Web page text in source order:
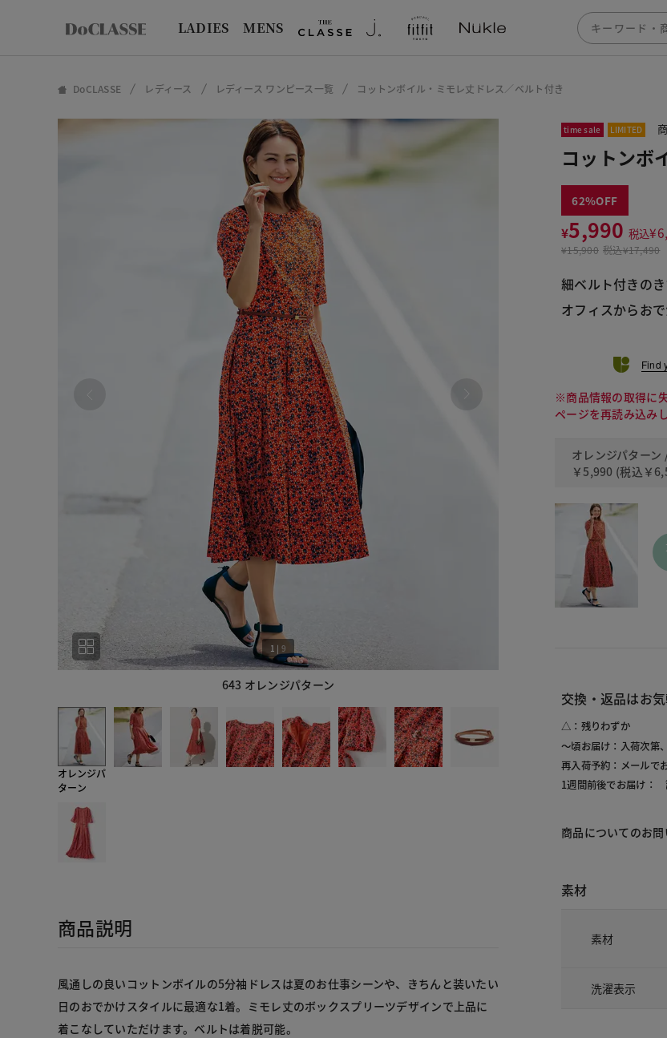
LADIES MENS
DoCLASSE レディース レディース ワンピース一覧 コットンボイル・ミモレ丈ドレス／ベルト付き
643 オレンジパターン
1 | 9
オレンジパ
ターン
商品説明
風通しの良いコットンボイルの5分袖ドレスは夏のお仕事シーンや、きちんと装いたい
日のおでかけスタイルに最適な1着。ミモレ丈のボックスプリーツデザインで上品に
着こなしていただけます。ベルトは着脱可能。
time sale LIMITED
コットンボ
62
¥5,990 税込¥
¥15,900 税込¥17,490
細ベルト付きの
オフィスからお
Find
※商品情報の取得に
ページを再読み込み
オレンジパターン
￥5,990 (税込 ￥
交換・返品はお気
△：残りわずか
～頃お届け：入荷次第
再入荷予約：メールで
1週間前後でお届け：
商品についてのお
素材
素材
洗濯表示